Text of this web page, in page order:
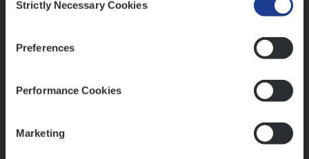
Selection
Strictly Necessary Cookies
Preferences
Performance Cookies
Marketing
Thalia zoekt graag oplossingen, in games én op het
Ons sollicitatieproces